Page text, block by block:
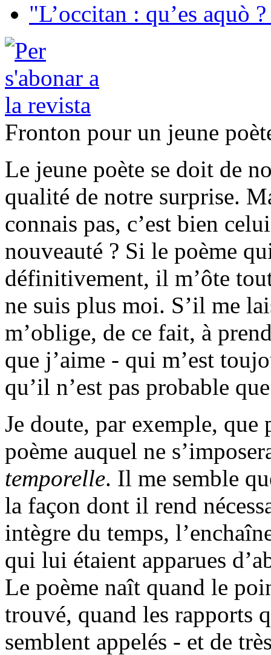
"L’occitan : qu’es aquò
Fronton pour un jeune
Le jeune poète se doit de
qualité de notre surprise.
connais pas, c’est bien
nouveauté ? Si le poème
définitivement, il m’ôte
ne suis plus moi. S’il me
m’oblige, de ce fait, à
que j’aime - qui m’est
qu’il n’est pas probable
Je doute, par exemple, que
poème auquel ne
temporelle. Il me semble
la façon dont il rend
intègre du temps,
qui lui étaient apparues
Le poème naît quand le
trouvé, quand les rapports
semblent appelés - et de